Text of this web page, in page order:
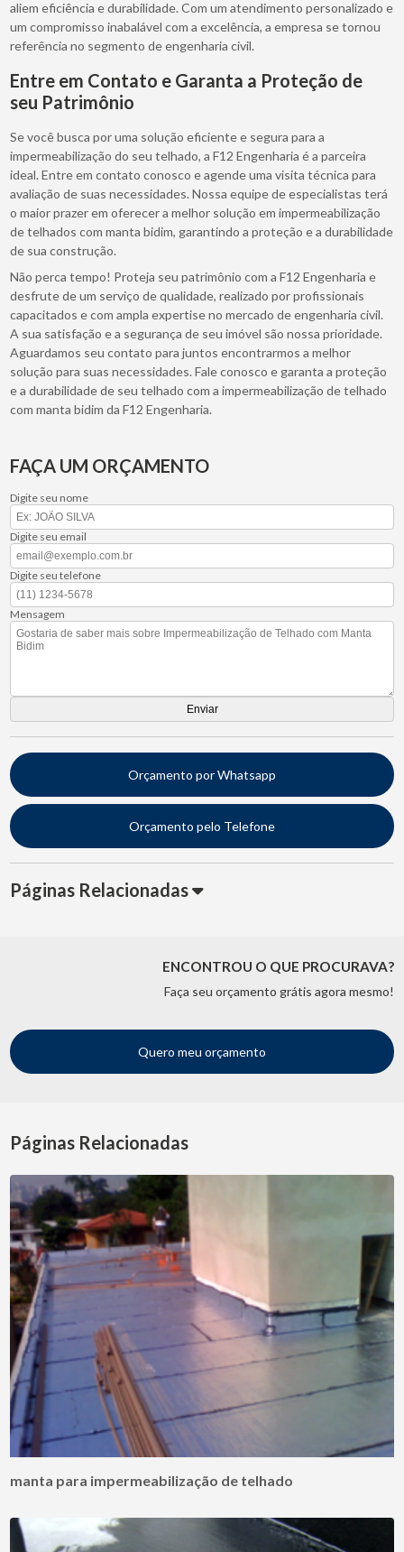
aliem eficiência e durabilidade. Com um atendimento personalizado e
um compromisso inabalável com a excelência, a empresa se tornou
referência no segmento de engenharia civil.
Entre em Contato e Garanta a Proteção de
seu Patrimônio
Se você busca por uma solução eficiente e segura para a
impermeabilização do seu telhado, a F12 Engenharia é a parceira
ideal. Entre em contato conosco e agende uma visita técnica para
avaliação de suas necessidades. Nossa equipe de especialistas terá
o maior prazer em oferecer a melhor solução em impermeabilização
de telhados com manta bidim, garantindo a proteção e a durabilidade
de sua construção.
Não perca tempo! Proteja seu patrimônio com a F12 Engenharia e
desfrute de um serviço de qualidade, realizado por profissionais
capacitados e com ampla expertise no mercado de engenharia civil.
A sua satisfação e a segurança de seu imóvel são nossa prioridade.
Aguardamos seu contato para juntos encontrarmos a melhor
solução para suas necessidades. Fale conosco e garanta a proteção
e a durabilidade de seu telhado com a impermeabilização de telhado
com manta bidim da F12 Engenharia.
FAÇA UM ORÇAMENTO
Digite seu nome
Digite seu email
Digite seu telefone
Mensagem
Orçamento por Whatsapp
Orçamento pelo Telefone
Páginas Relacionadas
ENCONTROU O QUE PROCURAVA?
Faça seu orçamento grátis agora mesmo!
Quero meu orçamento
Páginas Relacionadas
manta para impermeabilização de telhado